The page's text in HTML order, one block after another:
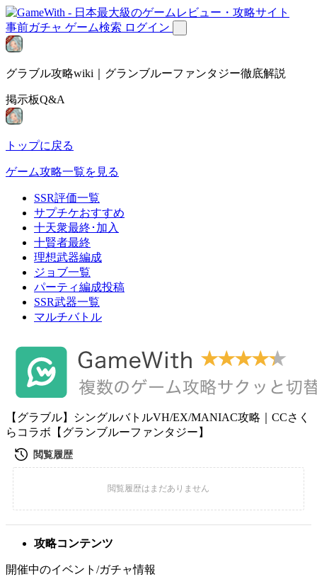
事前ガチャ ゲーム検索 ログイン
グラブル攻略wiki｜グランブルーファンタジー徹底解説
掲示板Q&A
トップに戻る
ゲーム攻略一覧を見る
SSR評価一覧
サプチケおすすめ
十天衆最終･加入
十賢者最終
理想武器編成
ジョブ一覧
パーティ編成投稿
SSR武器一覧
マルチバトル
【グラブル】シングルバトルVH/EX/MANIAC攻略｜CCさく
らコラボ【グランブルーファンタジー】
攻略コンテンツ
開催中のイベント/ガチャ情報